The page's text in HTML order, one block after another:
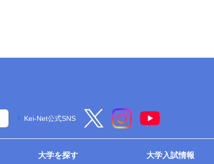
Kei-Net公式SNS
大学を探す 大学入試情報